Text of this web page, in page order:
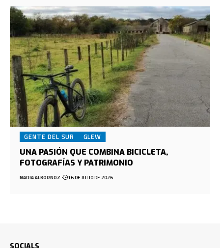
GENTE DEL SUR GLEW
UNA PASIÓN QUE COMBINA BICICLETA,
FOTOGRAFÍAS Y PATRIMONIO
NADIA ALBORNOZ 16 DE JULIO DE 2026